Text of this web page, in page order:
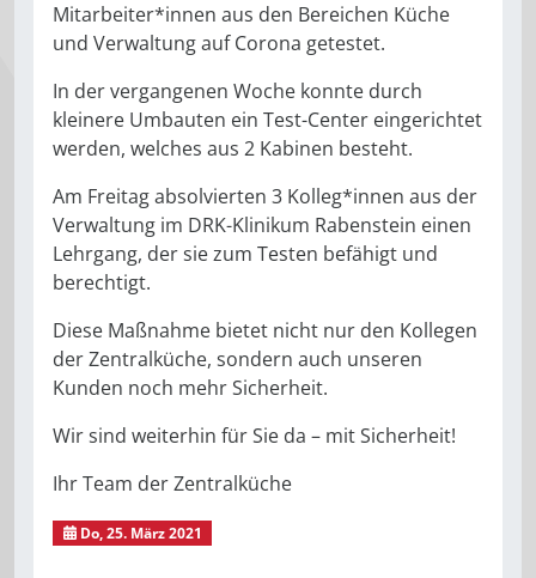
Mitarbeiter*innen aus den Bereichen Küche
und Verwaltung auf Corona getestet.
In der vergangenen Woche konnte durch
kleinere Umbauten ein Test-Center eingerichtet
werden, welches aus 2 Kabinen besteht.
Am Freitag absolvierten 3 Kolleg*innen aus der
Verwaltung im DRK-Klinikum Rabenstein einen
Lehrgang, der sie zum Testen befähigt und
berechtigt.
Diese Maßnahme bietet nicht nur den Kollegen
der Zentralküche, sondern auch unseren
Kunden noch mehr Sicherheit.
Wir sind weiterhin für Sie da – mit Sicherheit!
Ihr Team der Zentralküche
Do, 25. März 2021